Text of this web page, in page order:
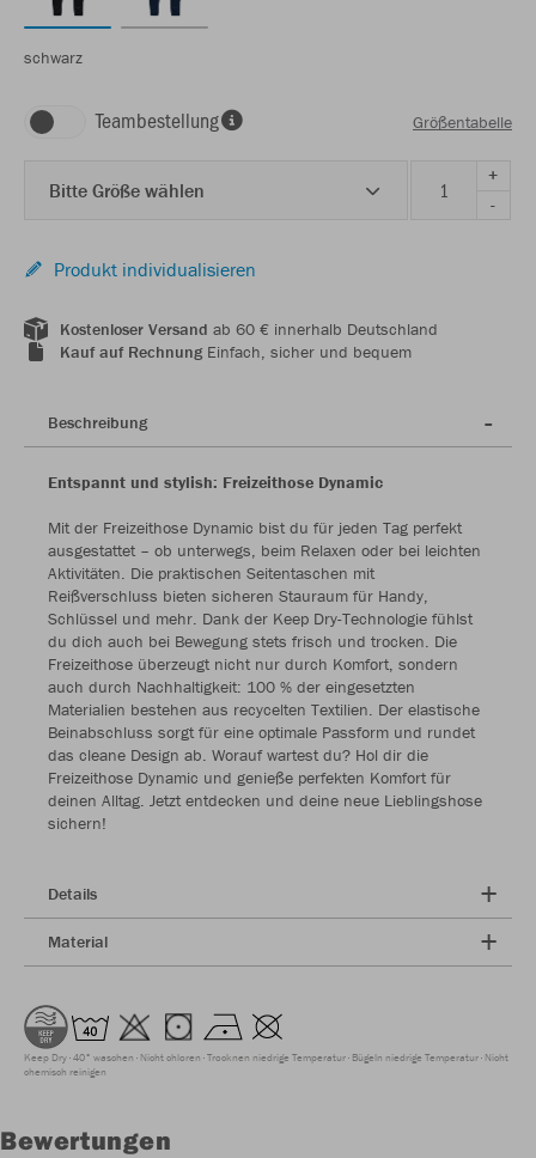
schwarz
Teambestellung Größentabelle
Bitte Größe wählen
+
-
Produkt individualisieren
Kostenloser Versand ab 60 € innerhalb Deutschland
Kauf auf RechnungEinfach, sicher und bequem
Beschreibung
Entspannt und stylish: Freizeithose Dynamic
Mit der Freizeithose Dynamic bist du für jeden Tag perfekt
ausgestattet – ob unterwegs, beim Relaxen oder bei leichten
Aktivitäten. Die praktischen Seitentaschen mit
Reißverschluss bieten sicheren Stauraum für Handy,
Schlüssel und mehr. Dank der Keep Dry-Technologie fühlst
du dich auch bei Bewegung stets frisch und trocken. Die
Freizeithose überzeugt nicht nur durch Komfort, sondern
auch durch Nachhaltigkeit: 100 % der eingesetzten
Materialien bestehen aus recycelten Textilien. Der elastische
Beinabschluss sorgt für eine optimale Passform und rundet
das cleane Design ab. Worauf wartest du? Hol dir die
Freizeithose Dynamic und genieße perfekten Komfort für
deinen Alltag. Jetzt entdecken und deine neue Lieblingshose
sichern!
Details
Material
Keep Dry 40° waschen Nicht chloren Trocknen niedrige Temperatur Bügeln niedrige Temperatur Nicht
chemisch reinigen
Bewertungen